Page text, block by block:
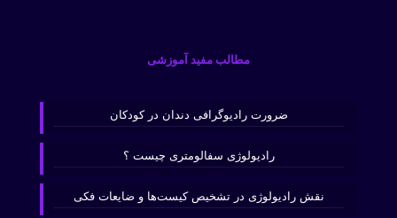
مطالب مفید آموزشی
ضرورت رادیوگرافی دندان در کودکان
رادیولوژی سفالومتری چیست ؟
نقش رادیولوژی در تشخیص کیست‌ها و ضایعات فکی